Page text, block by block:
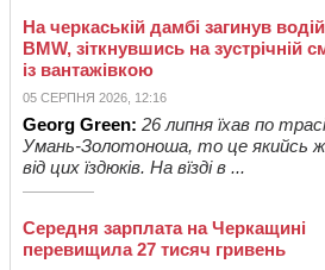
На черкаській дамбі загинув водій
BMW, зіткнувшись на зустрічній
із вантажівкою
05 СЕРПНЯ 2026, 12:16
Georg Green: 26 липня їхав по трасі
Умань-Золотоноша, то це якийсь
від цих їздюків. На вїзді в ...
Середня зарплата на Черкащині
перевищила 27 тисяч гривень